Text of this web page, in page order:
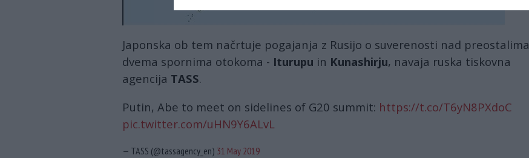
Japonska ob tem načrtuje pogajanja z Rusijo o suverenosti nad preostalima
dvema spornima otokoma - Iturupu in Kunashirju, navaja ruska tiskovna
agencija TASS.
Putin, Abe to meet on sidelines of G20 summit: https://t.co/T6yN8PXdoC
pic.twitter.com/uHN9Y6ALvL
— TASS (@tassagency_en) 31 May 2019